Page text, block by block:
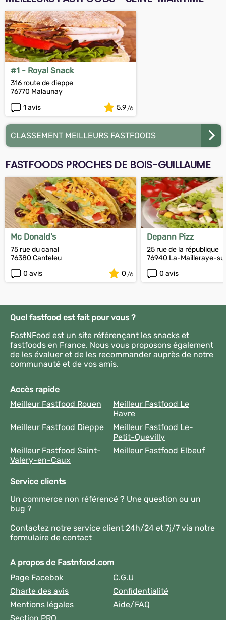
#1 - Royal Snack
316 route de dieppe
76770 Malaunay
1 avis
5.9
CLASSEMENT MEILLEURS FASTFOODS
FASTFOODS PROCHES DE BOIS-GUILLAUME
Mc Donald's
75 rue du canal
76380 Canteleu
0 avis
0
Depann Pizz
25 rue de la république
76940 La-Mailleraye-
0 avis
Quel fastfood est fait pour vous ?
FastNFood est un site référençant les snacks et
fastfoods en France. Nous vous proposons également
de les évaluer et de les recommander auprès de notre
communauté et de vos amis.
Accès rapide
Meilleur Fastfood Rouen
Meilleur Fastfood Le
Havre
Meilleur Fastfood Dieppe
Meilleur Fastfood Le-
Petit-Quevilly
Meilleur Fastfood Saint-
Valery-en-Caux
Meilleur Fastfood Elbeuf
Service clients
Un commerce non référencé ? Une question ou un
bug ?
Contactez notre service client 24h/24 et 7j/7 via notre
formulaire de contact
A propos de Fastnfood.com
Page Facebok
C.G.U
Charte des avis
Confidentialité
Mentions légales
Aide/FAQ